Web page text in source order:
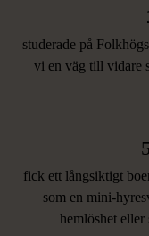
studerade på
vi en väg till vidare
fick ett långsiktigt
som en mini-
hemlöshet eller